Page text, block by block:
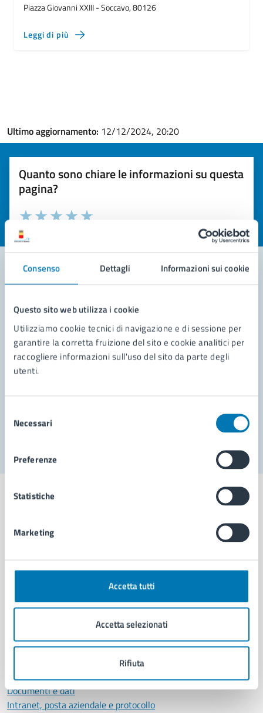
Consenso Dettagli Informazioni sui cookie
Questo sito web utilizza i cookie
Utilizziamo cookie tecnici di navigazione e di sessione per
garantire la corretta fruizione del sito e cookie analitici per
raccogliere informazioni sull'uso del sito da parte degli
utenti.
delNecessari
Preferenze
Statistiche
Marketing
Accetta tutti
Accetta selezionati
Rifiuta
Piazza Giovanni XXIII - Soccavo, 80126
Leggi di più
Ultimo aggiornamento: 12/12/2024, 20:20
Quanto sono chiare le informazioni su questa
pagina?
Valuta la chiarezza delle informazioni (da 1 a 5 stelle)
Seleziona il numero di stelle per valutare la chiarezza delle
Valuta 1 stelle su 5
Richiedi assistenza
Segnala disservizio
Comune di Napoli
AMMINISTRAZIONE
Organi di governo
Enti e fondazioni
Personale amministrativo
Documenti e dati
Intranet, posta aziendale e protocollo